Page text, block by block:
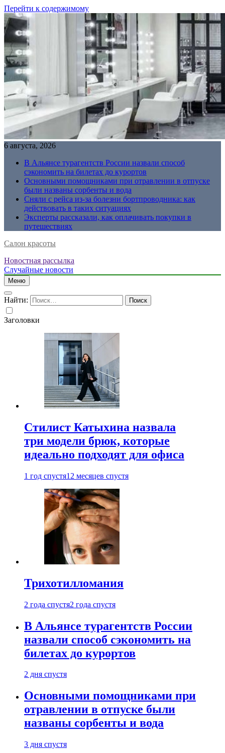
Перейти к содержимому
6 августа, 2026
В Альянсе турагентств России назвали способ
сэкономить на билетах до курортов
Основными помощниками при отравлении в отпуске
были названы сорбенты и вода
Сняли с рейса из-за болезни бортпроводника: как
действовать в таких ситуациях
Эксперты рассказали, как оплачивать покупки в
путешествиях
Салон красоты
Новостная рассылка
Случайные новости
Меню
Найти:
Заголовки
Стилист Катыхина назвала
три модели брюк, которые
идеально подходят для офиса
1 год спустя12 месяцев спустя
Трихотилломания
2 года спустя2 года спустя
В Альянсе турагентств России
назвали способ сэкономить на
билетах до курортов
2 дня спустя
Основными помощниками при
отравлении в отпуске были
названы сорбенты и вода
3 дня спустя